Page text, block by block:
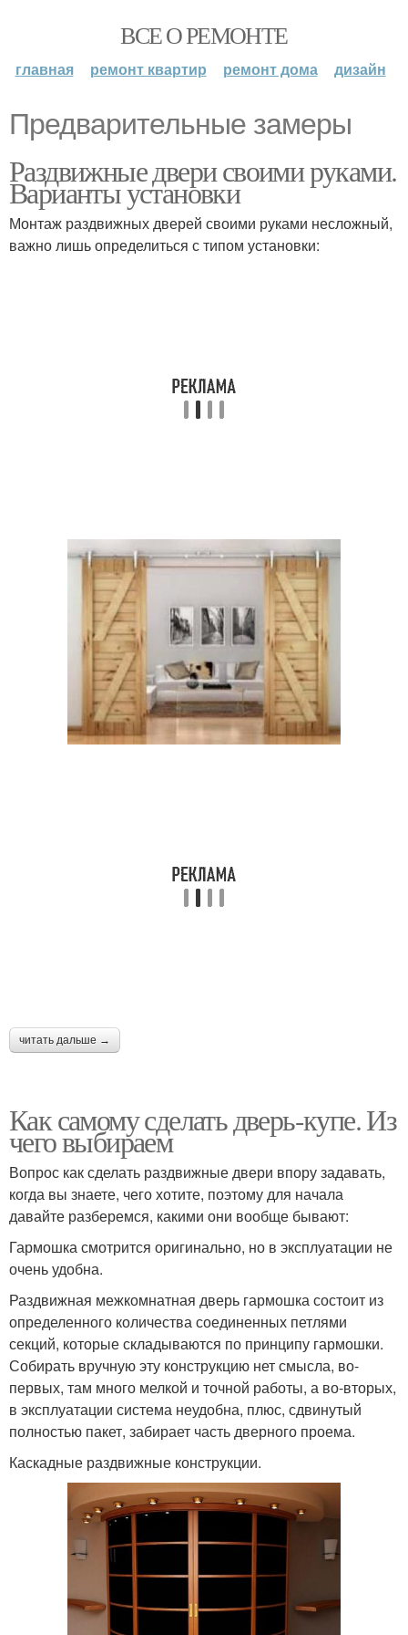
ВСЕ О РЕМОНТЕ
главная ремонт квартир ремонт дома дизайн
Предварительные замеры
Раздвижные двери своими руками.
Варианты установки
Монтаж раздвижных дверей своими руками несложный,
важно лишь определиться с типом установки:
читать дальше →
Как самому сделать дверь-купе. Из
чего выбираем
Вопрос как сделать раздвижные двери впору задавать,
когда вы знаете, чего хотите, поэтому для начала
давайте разберемся, какими они вообще бывают:
Гармошка смотрится оригинально, но в эксплуатации не
очень удобна.
Раздвижная межкомнатная дверь гармошка состоит из
определенного количества соединенных петлями
секций, которые складываются по принципу гармошки.
Собирать вручную эту конструкцию нет смысла, во-
первых, там много мелкой и точной работы, а во-вторых,
в эксплуатации система неудобна, плюс, сдвинутый
полностью пакет, забирает часть дверного проема.
Каскадные раздвижные конструкции.